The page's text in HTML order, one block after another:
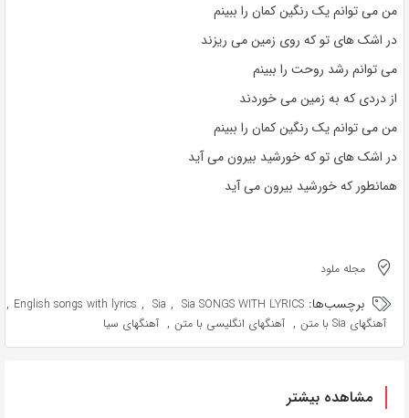
من می توانم یک رنگین کمان را ببینم
در اشک های تو که روی زمین می ریزند
می توانم رشد روحت را ببینم
از دردی که به زمین می خوردند
من می توانم یک رنگین کمان را ببینم
در اشک های تو که خورشید بیرون می آید
همانطور که خورشید بیرون می آید
مجله ملود
برچسب‌ها: English songs with lyrics , Sia , Sia SONGS WITH LYRICS
,
آهنگهای Sia با متن , آهنگهای انگلیسی با متن , آهنگهای سیا
مشاهده بیشتر